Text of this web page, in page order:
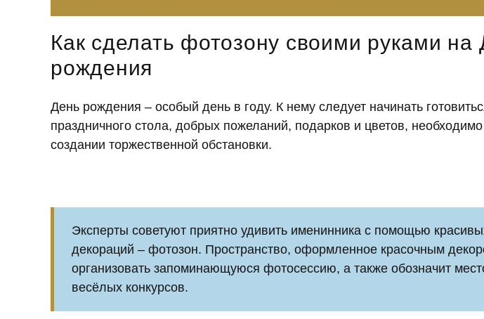
Как сделать фотозону своими руками на
рождения
День рождения – особый день в году. К нему следует начинать
праздничного стола, добрых пожеланий, подарков и цветов, необходимо
создании торжественной обстановки.
Эксперты советуют приятно удивить именинника с помощью
декораций – фотозон. Пространство, оформленное красочным
организовать запоминающуюся фотосессию, а также обозначит
весёлых конкурсов.